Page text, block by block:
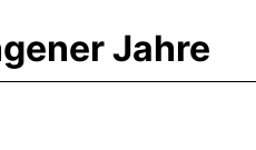
Jahre